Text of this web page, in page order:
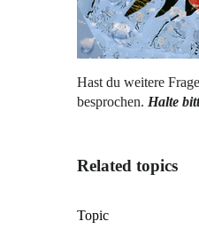
Hast du weitere
besprochen. Halte
Related topics
Topic